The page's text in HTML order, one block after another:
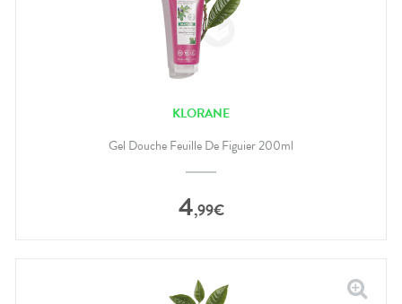
KLORANE
Gel Douche Feuille De Figuier 200ml
4,99€